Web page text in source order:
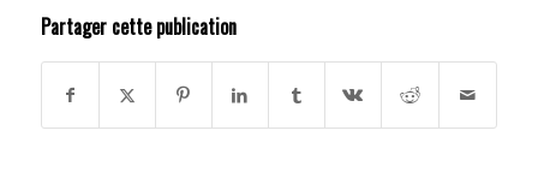
Partager cette publication